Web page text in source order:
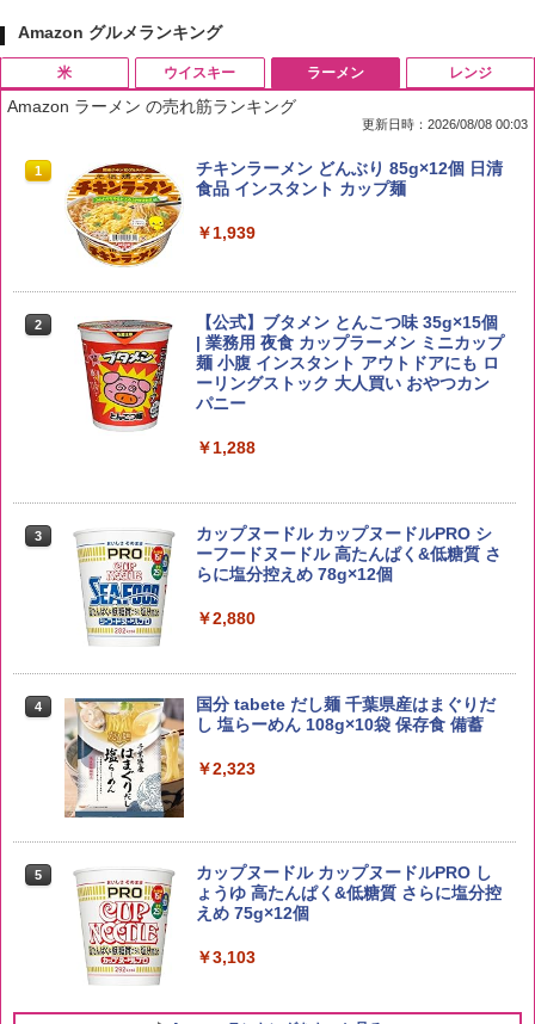
Amazon グルメランキング
米
1 by Amazon 国産ブレンド米 精米 5kg
2
野沢農産 無洗米 青い流るる コシヒカリ
5kg 長野県産 令和7年産
￥3,980
3
【在庫処分価格】ももたろう印 無洗米 5
kg 業務用 お米マイスターブレンド
￥2,680
4
by Amazon 新潟県産 新潟のお米 無洗米
5kg
￥3,274
5
by Amazon あきたこまちブレンド 無洗
米 5kg
￥3,396
ウイスキー
1
ブラックニッカ ニッカ Nikka ウィスキ
ー4000ml ブラックニッカクリア ウヰス
お得 4リットル
角瓶 2700ml サントリー ウイスキー ハ
イボール 大容量
3
角ハイボール 350ml×24本 サントリー ウ
イスキー ハイボール 缶
4
トリスウイスキー 4000ml サントリー 大
容量 4リットル
￥4,274
5
【数量限定】フロム・ザ・バレル モルト
ウイスキー500ml アサヒ [ 日本 500ml ]
【中元 ギフト プレゼント 贈り物に】
￥4,402
ラーメン
Amazon ラーメン の売れ筋ランキング
更新日時：2026/08/08 00:03
1
チキンラーメン どんぶり 85g×12個 日清
食品 インスタント カップ麺
￥1,939
2
【公式】ブタメン とんこつ味 35g×15個
| 業務用 夜食 カップラーメン ミニカップ
麺 小腹 インスタント アウトドアにも ロ
ーリングストック 大人買い おやつカン
パニー
￥1,288
3
カップヌードル カップヌードルPRO シ
ーフードヌードル 高たんぱく&低糖質 さ
らに塩分控えめ 78g×12個
￥2,880
4
国分 tabete だし麺 千葉県産はまぐりだ
し 塩らーめん 108g×10袋 保存食 備蓄
￥2,323
5
カップヌードル カップヌードルPRO し
ょうゆ 高たんぱく&低糖質 さらに塩分控
えめ 75g×12個
￥3,103
レンジ